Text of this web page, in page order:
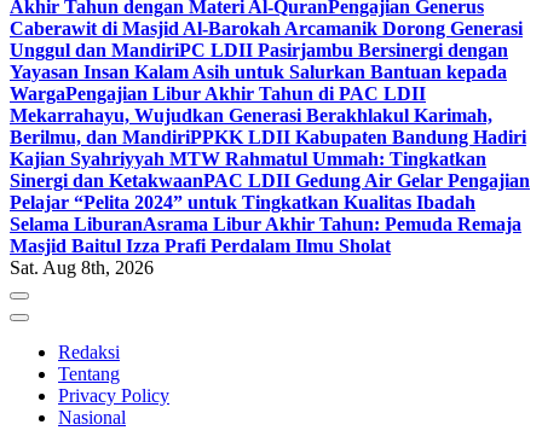
Akhir Tahun dengan Materi Al-QuranPengajian Generus
Caberawit di Masjid Al-Barokah Arcamanik Dorong Generasi
Unggul dan MandiriPC LDII Pasirjambu Bersinergi dengan
Yayasan Insan Kalam Asih untuk Salurkan Bantuan kepada
WargaPengajian Libur Akhir Tahun di PAC LDII
Mekarrahayu, Wujudkan Generasi Berakhlakul Karimah,
Berilmu, dan MandiriPPKK LDII Kabupaten Bandung Hadiri
Kajian Syahriyyah MTW Rahmatul Ummah: Tingkatkan
Sinergi dan KetakwaanPAC LDII Gedung Air Gelar Pengajian
Pelajar “Pelita 2024” untuk Tingkatkan Kualitas Ibadah
Selama LiburanAsrama Libur Akhir Tahun: Pemuda Remaja
Masjid Baitul Izza Prafi Perdalam Ilmu Sholat
Sat. Aug 8th, 2026
Redaksi
Tentang
Privacy Policy
Nasional